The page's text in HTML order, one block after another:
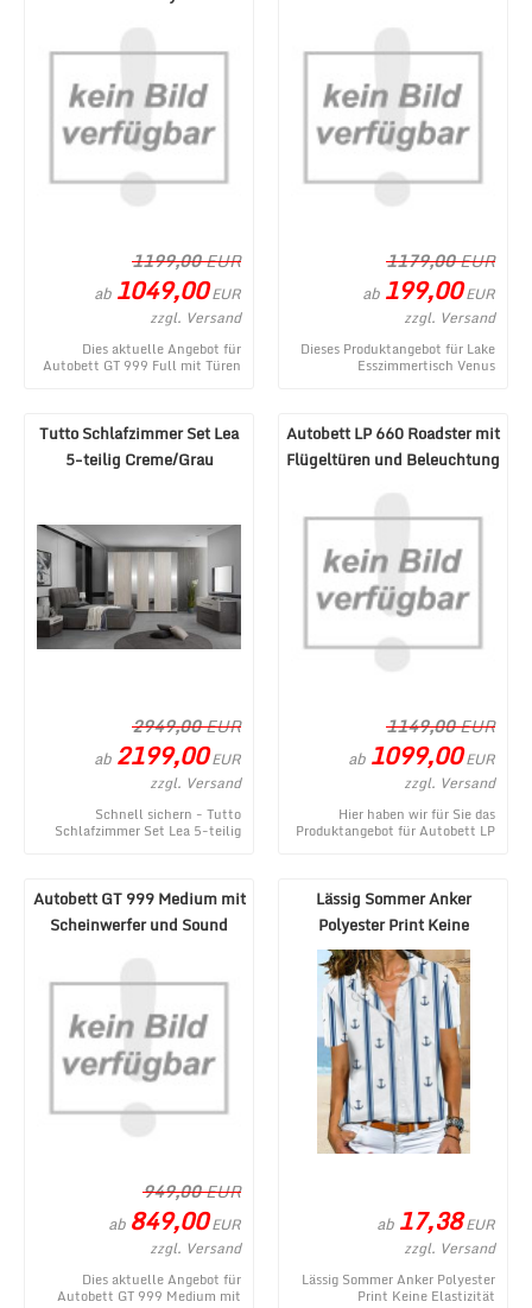
1199,00EUR
ab 1049,00EUR
zzgl. Versand
Dies aktuelle Angebot für
Autobett GT 999 Full mit Türen
1179,00EUR
ab 199,00EUR
zzgl. Versand
Dieses Produktangebot für Lake
Esszimmertisch Venus
Tutto Schlafzimmer Set Lea
5-teilig Creme/Grau
2949,00EUR
ab 2199,00EUR
zzgl. Versand
Schnell sichern - Tutto
Schlafzimmer Set Lea 5-teilig
Autobett LP 660 Roadster mit
Flügeltüren und Beleuchtung
1149,00EUR
ab 1099,00EUR
zzgl. Versand
Hier haben wir für Sie das
Produktangebot für Autobett LP
Autobett GT 999 Medium mit
Scheinwerfer und Sound
949,00EUR
ab 849,00EUR
zzgl. Versand
Dies aktuelle Angebot für
Autobett GT 999 Medium mit
Lässig Sommer Anker
Polyester Print Keine
Elastizität Regelmäßig ...
ab 17,38EUR
zzgl. Versand
Lässig Sommer Anker Polyester
Print Keine Elastizität